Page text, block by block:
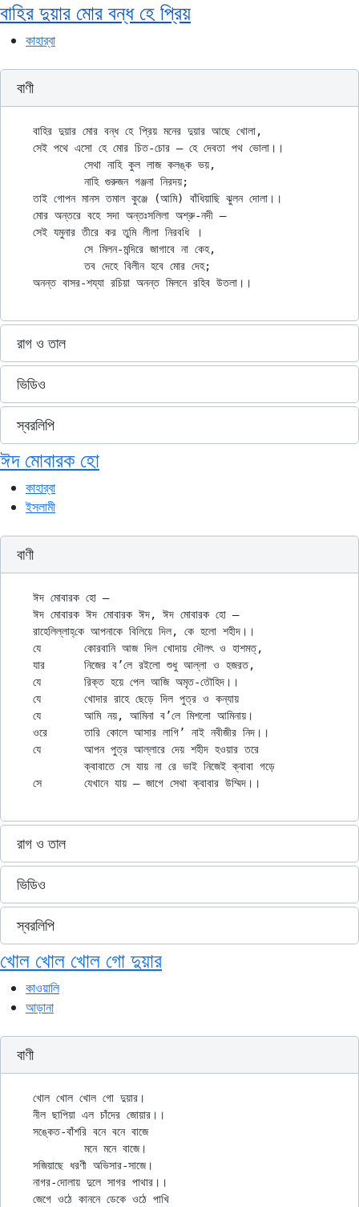
বাহির দুয়ার মোর বন্ধ হে প্রিয়
কাহার্‌বা
বাণী
বাহির দুয়ার মোর বন্ধ হে প্রিয় মনের দুয়ার আছে খোলা,
সেই পথে এসো হে মোর চিত-চোর — হে দেবতা পথ ভোলা।।
তাই গোপন মানস তমাল কুঞ্জে (আমি) বাঁধিয়াছি ঝুলন দোলা।।
মোর অন্তরে বহে সদা অন্তঃসলিলা অশ্রু-নদী —
সেই যমুনার তীরে কর তুমি লীলা নিরবধি ।
	তব দেহে বিলীন হবে মোর দেহ;
রাগ ও তাল
ভিডিও
স্বরলিপি
ঈদ মোবারক হো
কাহার্‌বা
ইসলামী
বাণী
ঈদ মোবারক হো —
ঈদ মোবারক ঈদ মোবারক ঈদ, ঈদ মোবারক হো —
রাহেলিল্লাহ্‌কে আপনাকে বিলিয়ে দিল, কে হলো শহীদ।।
যে	কোরবানি আজ দিল খোদায় দৌলৎ ও হাশমত্‌,
যার	নিজের ব’লে রইলো শুধু আল্লা ও হজরত,
যে	রিক্ত হয়ে পেল আজি অমৃত-তৌহিদ।।
যে	খোদার রাহে ছেড়ে দিল পুত্র ও কন্যায়
যে	আমি নয়, আমিনা ব’লে মিশলো আমিনায়।
ওরে	তারি কোলে আসার লাগি’ নাই নবীজীর নিদ।।
যে	আপন পুত্র আল্লারে দেয় শহীদ হওয়ার তরে
	ক্বাবাতে সে যায় না রে ভাই নিজেই ক্বাবা গড়ে
রাগ ও তাল
ভিডিও
স্বরলিপি
খোল খোল খোল গো দুয়ার
কাওয়ালি
আড়ানা
বাণী
খোল খোল খোল গো দুয়ার।
নীল ছাপিয়া এল চাঁদের জোয়ার।।
সঙ্কেত-বাঁশরি বনে বনে বাজে
সজিয়াছে ধরণী অভিসার-সাজে।
নাগর-দোলায় দুলে সাগর পাথার।।
জেগে ওঠে কাননে ডেকে ওঠে পাখি